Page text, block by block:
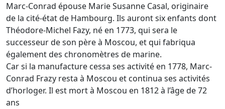
Marc-Conrad épouse Marie Susanne Casal, originaire
de la cité-état de Hambourg. Ils auront six enfants dont
Théodore-Michel Fazy, né en 1773, qui sera le
successeur de son père à Moscou, et qui fabriqua
également des chronomètres de marine.
Car si la manufacture cessa ses activité en 1778, Marc-
Conrad Frazy resta à Moscou et continua ses activités
d’horloger. Il est mort à Moscou en 1812 à l’âge de 72
ans